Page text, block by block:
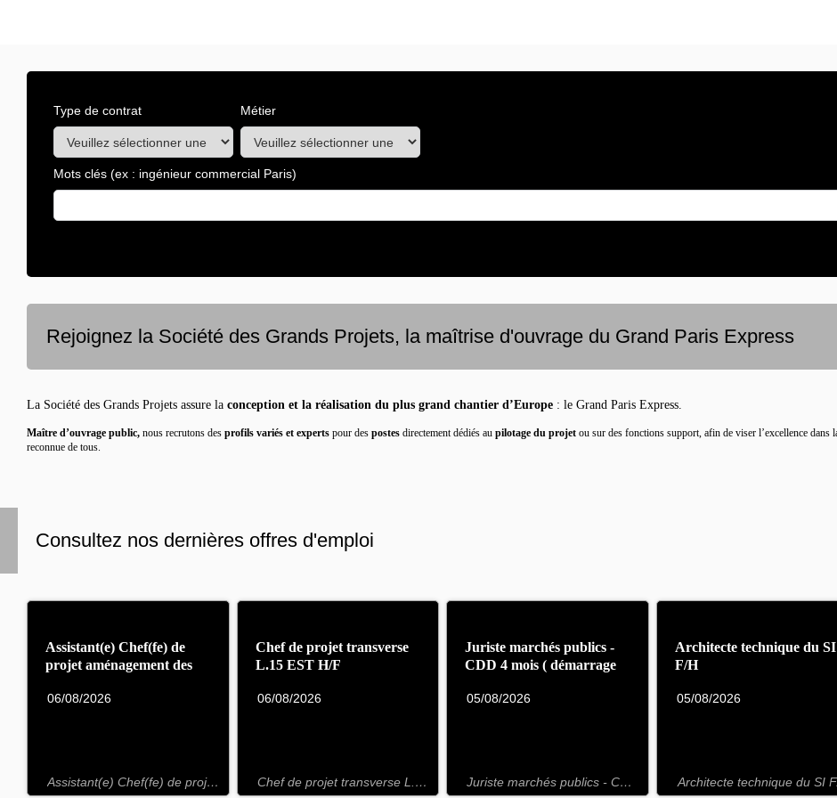
Type de contrat Métier
Mots clés (ex : ingénieur commercial Paris)
Rejoignez la Société des Grands Projets, la maîtrise d'ouvrage du Grand Paris Express
La Société des Grands Projets assure la conception et la réalisation du plus grand chantier d’Europe : le Grand Paris Express.
Maître d’ouvrage public, nous recrutons des profils variés et experts pour des postes directement dédiés au pilotage du projet ou sur des fonctions support, afin de viser l’excellence dans
reconnue de tous.
Consultez nos dernières offres d'emploi
Assistant(e) Chef(fe) de
projet aménagement des
06/08/2026
Assistant(e) Chef(fe) de projet aménagement des gares F/H
Chef de projet transverse
L.15 EST H/F
06/08/2026
Chef de projet transverse L.15 EST H/F
Juriste marchés publics -
CDD 4 mois ( démarrage
05/08/2026
Juriste marchés publics - CDD 4 mois ( démarrage septembre) F/H
Architecte technique du SI
F/H
05/08/2026
Architecte technique du SI